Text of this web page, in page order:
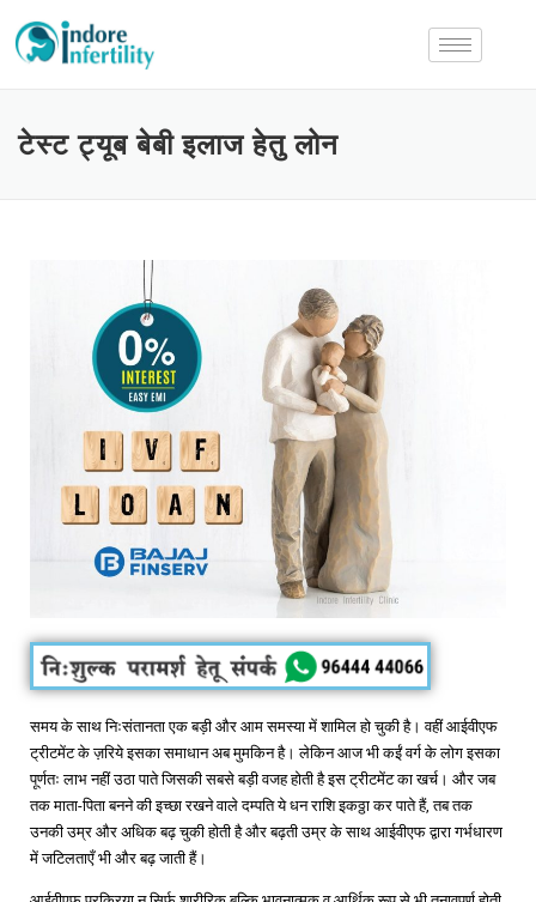
टेस्ट ट्यूब बेबी इलाज हेतु लोन
समय के साथ निःसंतानता एक बड़ी और आम समस्या में शामिल हो चुकी है। वहीं आईवीएफ
ट्रीटमेंट के ज़रिये इसका समाधान अब मुमकिन है। लेकिन आज भी कईं वर्ग के लोग इसका
पूर्णतः लाभ नहीं उठा पाते जिसकी सबसे बड़ी वजह होती है इस ट्रीटमेंट का खर्च। और जब
तक माता-पिता बनने की इच्छा रखने वाले दम्पति ये धन राशि इकठ्ठा कर पाते हैं, तब तक
उनकी उम्र और अधिक बढ़ चुकी होती है और बढ़ती उम्र के साथ आईवीएफ द्वारा गर्भधारण
में जटिलताएँ भी और बढ़ जाती हैं।